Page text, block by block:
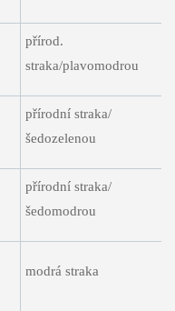
přírod.
straka/plavomodrou
přírodní straka/
šedozelenou
přírodní straka/
šedomodrou
modrá straka